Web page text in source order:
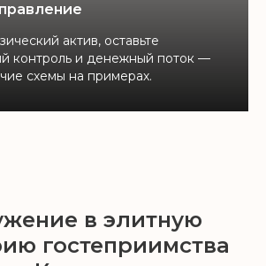
актив, оставьте
контроль и денежный поток —
схемы на примерах.
в элитную
гостеприимства